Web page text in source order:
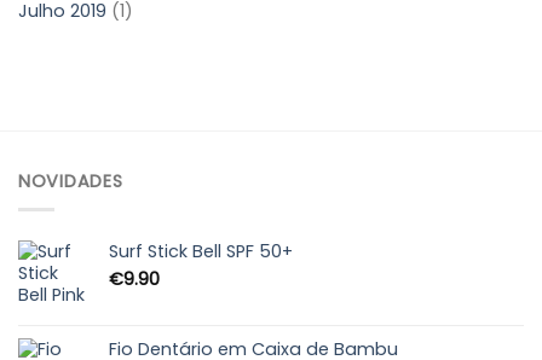
Julho 2019 (1)
NOVIDADES
Surf Stick Bell SPF 50+
€9.90
Fio Dentário em Caixa de Bambu